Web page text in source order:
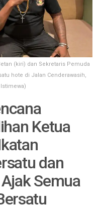
(kiri) dan Sekretaris Pemuda
hote di Jalan Cenderawasih,
Ketua
dan
Semua